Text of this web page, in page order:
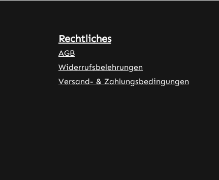
Rechtliches
AGB
Widerrufsbelehrungen
Versand- & Zahlungsbedingungen